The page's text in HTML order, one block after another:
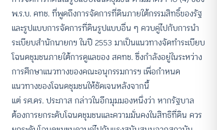
พ.ร.บ. คทช. ที่พูดถึงการจัดการที่ดินภายใต้กรรมสิทธิ์ของรัฐ
และรูปแบบการจัดการที่ดินรูปแบบอื่น ๆ ควบคู่ไปกับการนำ
ระเบียบสำนักนายกฯ ในปี 2553 มาเป็นแนวทางจัดทำระเบียบ
โฉนดชุมชนภายใต้การดูแลของ สคทช. ซึ่งกำลังอยู่ในระหว่าง
การศึกษาแนวทางของคณะอนุกรรมการฯ เพื่อกำหนด
แนวทางของโฉนดชุมชนให้ชัดเจนหลังจากนี้
แต่ รศ.ดร. ประภาส กล่าวในอีกมุมมองหนึ่งว่า หากรัฐบาล
ต้องการยกระดับโฉนดชุมชนและความมั่นคงในสิทธิที่ดิน ควร